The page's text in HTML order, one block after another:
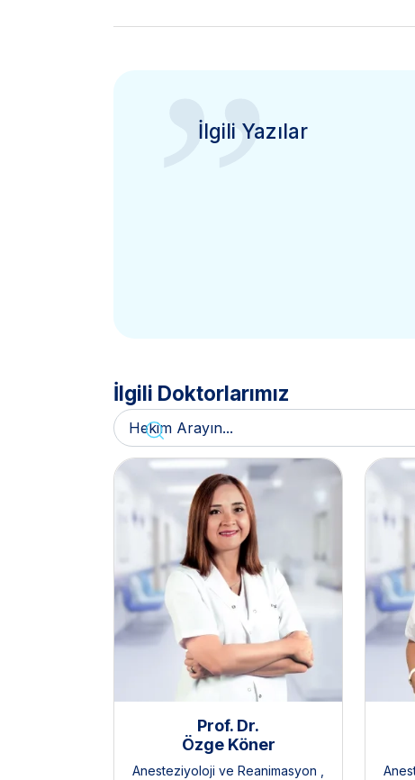
”
İlgili Yazılar
İlgili Doktorlarımız
Prof. Dr.
Özge Köner
Anesteziyoloji ve Reanimasyon